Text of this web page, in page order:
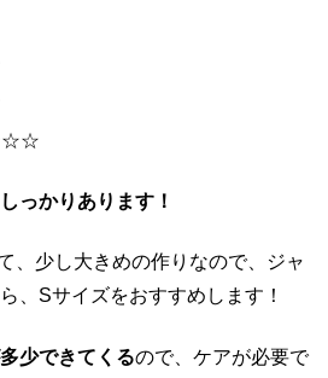
っかりあります！
、少し大きめの作りなので、ジャ
、Sサイズをおすすめします！
少できてくるので、ケアが必要で